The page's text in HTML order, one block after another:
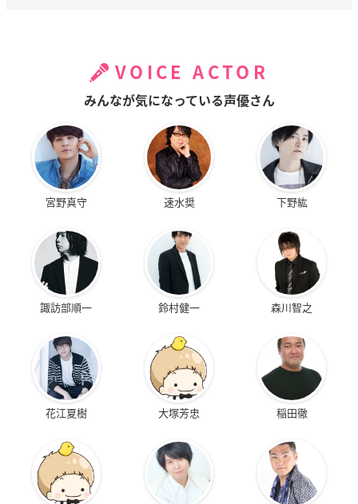
VOICE ACTOR
みんなが気になっている声優さん
宮野真守 速水奨 下野紘
諏訪部順一 鈴村健一 森川智之
花江夏樹 大塚芳忠 稲田徹